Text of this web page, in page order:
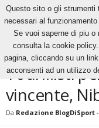
Altri Sport
ALTRI SPORT CICLISMO
Tour…isti
vincente,
Da Redazione BlogDiSport -
Questo sito o gli
necessari al
Se vuoi saperne di piu
consulta la cookie
pagina, cliccando su un
acconsenti ad un utilizzo